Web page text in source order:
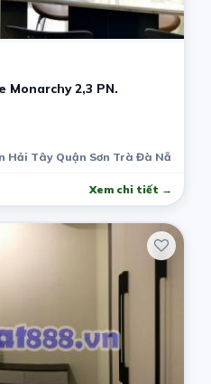
Monarchy 2,3 PN.
Hải Tây Quận Sơn Trà Đà Nẵng
Xem chi tiết →